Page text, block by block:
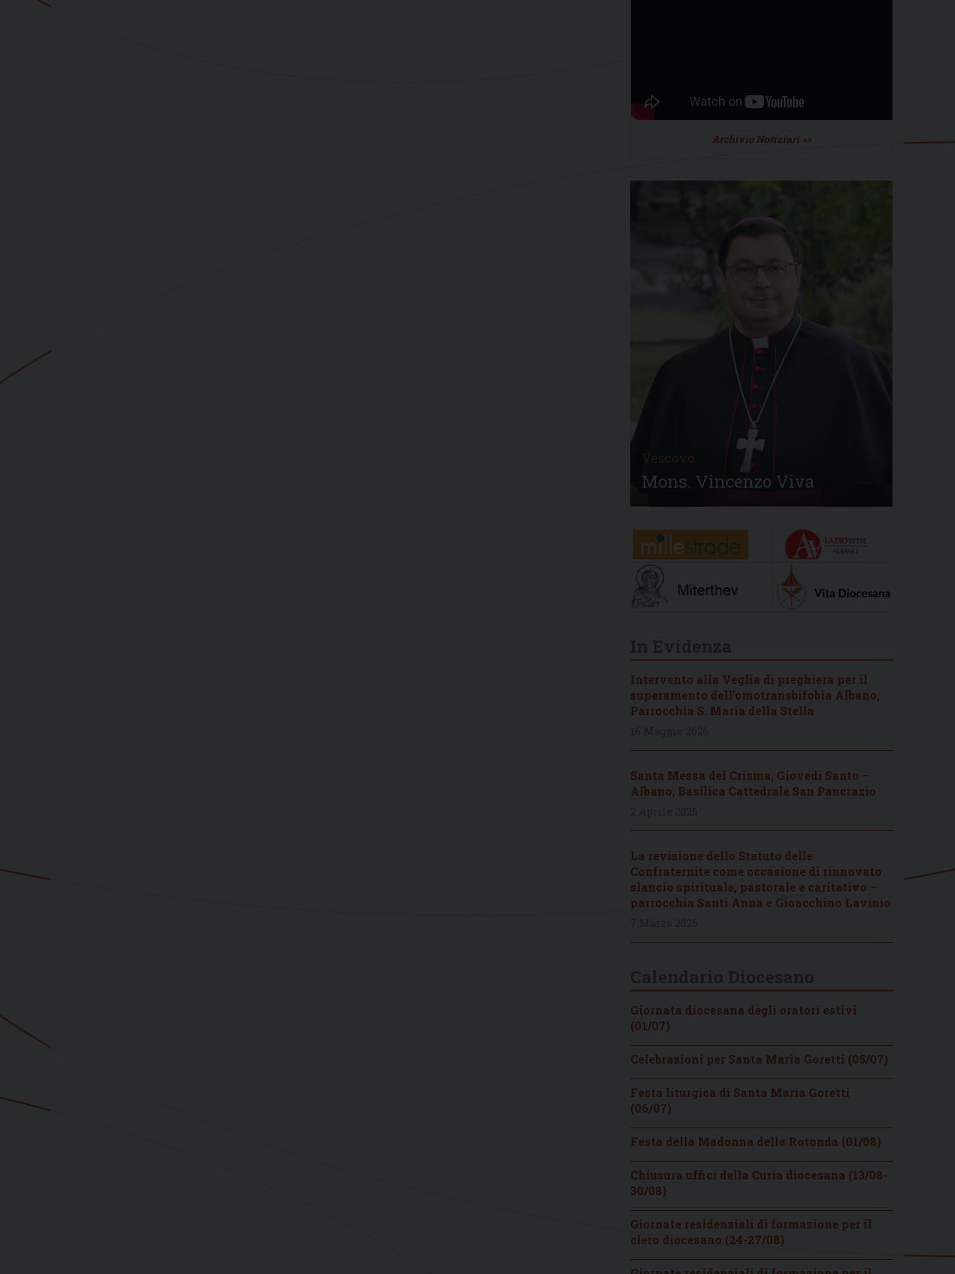
Archivio Notiziari >>
Vescovo
Mons. Vincenzo Viva
Intervento alla Veglia di preghiera per il
superamento dell’omotransbifobia Albano,
Parrocchia S. Maria della Stella
Santa Messa del Crisma, Giovedì Santo –
Albano, Basilica Cattedrale San Pancrazio
La revisione dello Statuto delle
Confraternite come occasione di rinnovato
slancio spirituale, pastorale e caritativo –
parrocchia Santi Anna e Gioacchino Lavinio
Giornata diocesana degli oratori estivi
(01/07)
Celebrazioni per Santa Maria Goretti (05/07)
Festa liturgica di Santa Maria Goretti
(06/07)
Festa della Madonna della Rotonda (01/08)
Chiusura uffici della Curia diocesana (13/08-
30/08)
Giornate residenziali di formazione per il
clero diocesano (24-27/08)